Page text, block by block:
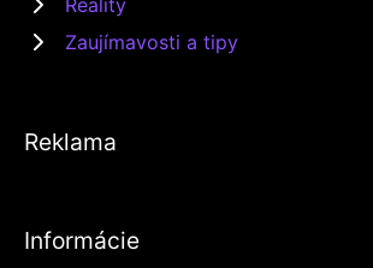
Zaujímavosti a tipy
Reklama
Informácie